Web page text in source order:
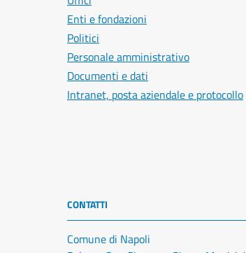
Enti e fondazioni
Politici
Personale amministrativo
Documenti e dati
Intranet, posta aziendale e protocollo
CONTATTI
Comune di Napoli